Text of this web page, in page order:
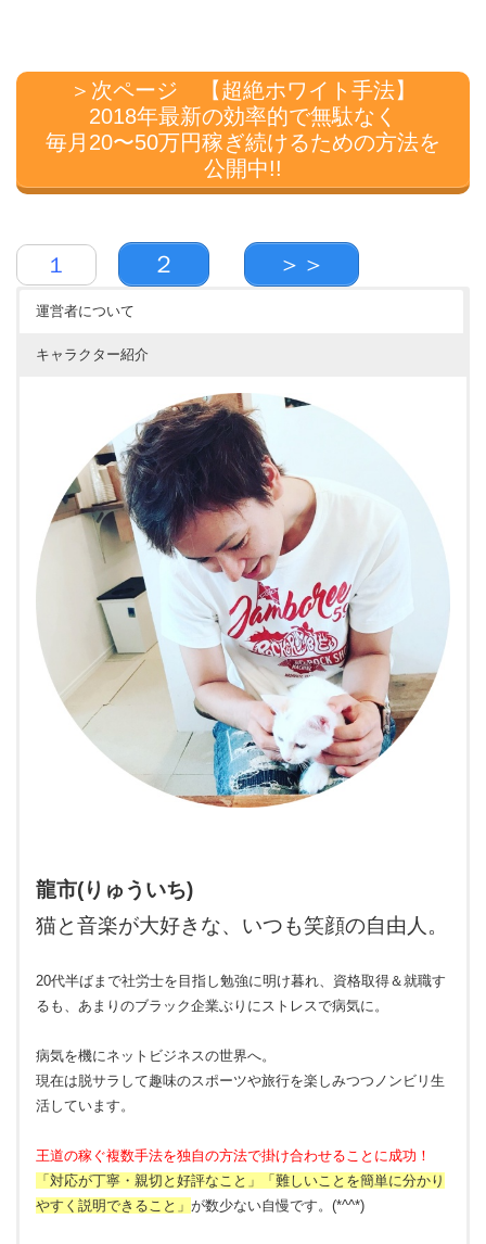
＞次ページ 【超絶ホワイト手法】
2018年最新の効率的で無駄なく
毎月20〜50万円稼ぎ続けるための方法を
公開中!!
１ ２ ＞＞
運営者について
キャラクター紹介
龍市(りゅういち)
猫と音楽が大好きな、いつも笑顔の自由人。
20代半ばまで社労士を目指し勉強に明け暮れ、資格取得＆就職す
るも、あまりのブラック企業ぶりにストレスで病気に。
病気を機にネットビジネスの世界へ。
現在は脱サラして趣味のスポーツや旅行を楽しみつつノンビリ生
活しています。
王道の稼ぐ複数手法を独自の方法で掛け合わせることに成功！
「対応が丁寧・親切と好評なこと」「難しいことを簡単に分かり
やすく説明できること」 が数少ない自慢です。(*^^*)